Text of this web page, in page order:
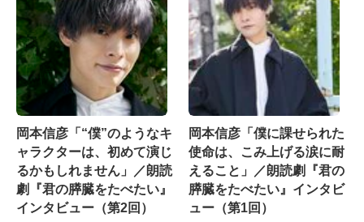
岡本信彦「“僕”のようなキ
ャラクターは、初めて演じ
るかもしれません」／朗読
劇『君の膵臓をたべたい』
インタビュー（第2回）
岡本信彦「僕に課せられた
使命は、こみ上げる涙に耐
えること」／朗読劇『君の
膵臓をたべたい』インタビ
ュー（第1回）